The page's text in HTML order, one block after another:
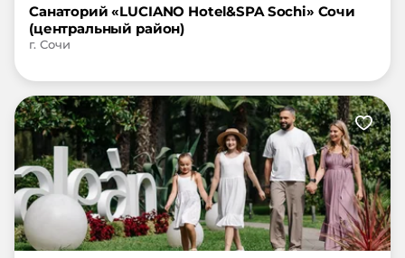
Санаторий «LUCIANO Hotel&SPA Sochi» Сочи
(центральный район)
г. Сочи